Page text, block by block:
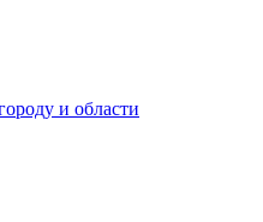
и области